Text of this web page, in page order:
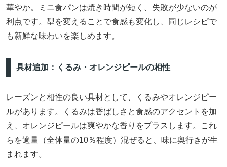
華やか。ミニ食パンは焼き時間が短く、失敗が少ないのが
利点です。型を変えることで食感も変化し、同じレシピで
も新鮮な味わいを楽しめます。
具材追加：くるみ・オレンジピールの相性
レーズンと相性の良い具材として、くるみやオレンジピー
ルがあります。くるみは香ばしさと食感のアクセントを加
え、オレンジピールは爽やかな香りをプラスします。これ
らを適量（全体量の10％程度）混ぜると、味に奥行きが生
まれます。